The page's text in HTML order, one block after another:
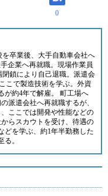
0
卒業後、大手自動車会社へ
企業へ再就職。現場作業員
鎖により自己退職。派遣会
こで製造技術を学ぶ。外資
が約4年で解雇。 町工場へ
派遣会社へ再就職するが、
ここでは開発や性能などの
らスカウトを受け、待遇の
どを学ぶ、約1年半勤務した
。